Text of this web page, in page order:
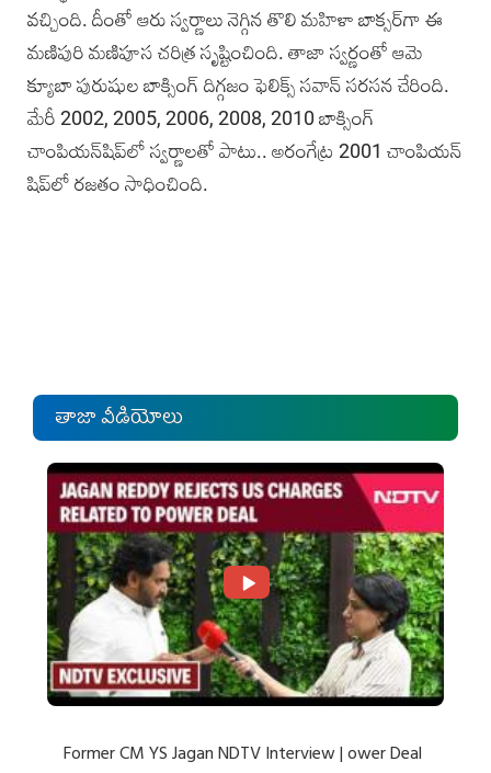
వచ్చింది. దీంతో ఆరు స్వర్ణాలు నెగ్గిన తొలి మహిళా బాక్సర్‌గా ఈ
మణిపురి మణిపూస చరిత్ర సృష్టించింది. తాజా స్వర్ణంతో ఆమె
క్యూబా పురుషుల బాక్సింగ్‌ దిగ్గజం ఫెలిక్స్‌ సవాన్‌ సరసన చేరింది.
మేరీ 2002, 2005, 2006, 2008, 2010 బాక్సింగ్‌
చాంపియన్‌షిప్‌లో స్వర్ణాలతో పాటు.. అరంగేట్ర 2001 చాంపియన్‌
షిప్‌లో రజతం సాధించింది.
తాజా వీడియోలు
Former CM YS Jagan NDTV Interview | ower Deal